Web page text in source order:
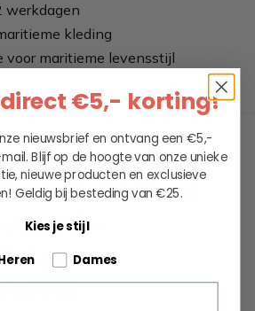
werkdagen
kleding
voor maritieme levensstijl
Gobi Boot
–
Lopen,
€5,- korting!
nieuwsbrief en ontvang een €5,-
Blijf op de hoogte van onze unieke
nieuwe producten en exclusieve
Geldig bij besteding van €25.
Kies je stijl
about your pets
Dames